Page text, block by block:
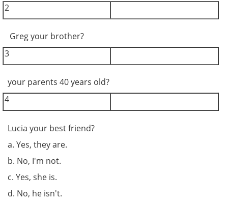
2
Greg your brother?
3
your parents 40 years old?
4
Lucia your best friend?
a. Yes, they are.
b. No, I'm not.
c. Yes, she is.
d. No, he isn't.